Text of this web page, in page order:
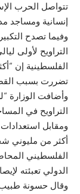
تتواصل الحرب
إنسانية ومساجد
وفيما تصدح
التراويح لأولى
الفلسطينية إن
تضررت بسبب
وأضافت الوزارة
التراويح في
ومقابل استعدادات
أكثر من مليوني
الفلسطيني
الدولي تعبئته
وقال حسونة